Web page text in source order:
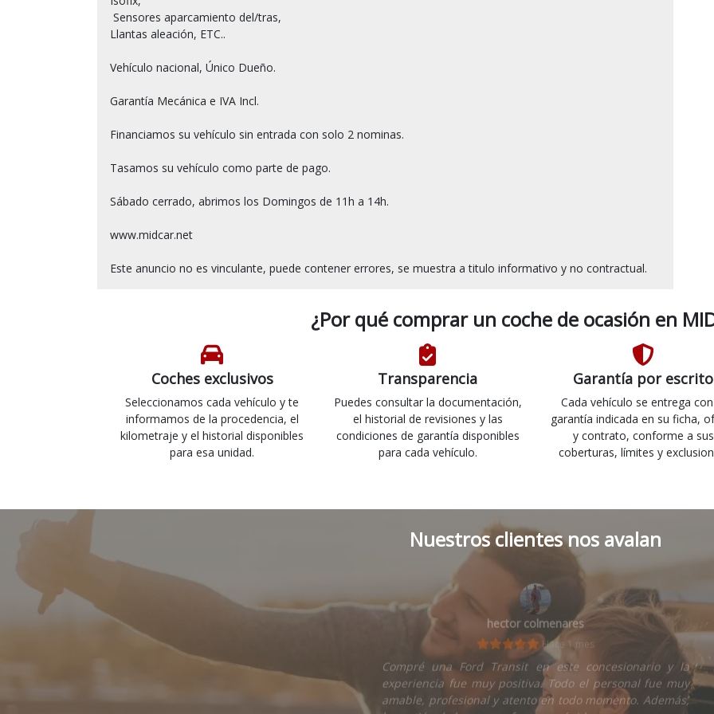
Llantas aleación, ETC..
Vehículo nacional, Único Dueño.
Garantía Mecánica e IVA Incl.
Financiamos su vehículo sin entrada con solo 2 nominas.
Tasamos su vehículo como parte de pago.
Sábado cerrado, abrimos los Domingos de 11h a 14h.
www.midcar.net
¿Por qué comprar un coche de ocasión en
Coches exclusivos
Seleccionamos cada vehículo y te
informamos de la procedencia, el
kilometraje y el historial disponibles
para esa unidad.
Transparencia
Puedes consultar la documentación,
el historial de revisiones y las
condiciones de garantía disponibles
para cada vehículo.
Garantía por escrito
Cada vehículo se entrega
garantía indicada en su ficha,
y contrato, conforme a sus
coberturas, límites y
Nuestros clientes nos avalan
hector colmenares
Hace 1 mes
Compré una Ford Transit en este concesionario y la
experiencia fue muy positiva. Todo el personal fue muy
amable, profesional y atento en todo momento. Además,
la gestión de la compra fue muy rápida y...